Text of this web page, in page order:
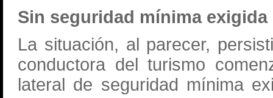
Sin seguridad mínima exigida
La situación, al parecer,
conductora del turismo
lateral de seguridad mínima